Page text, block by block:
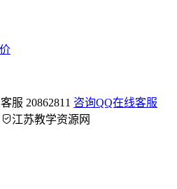
服 20862811 咨询QQ在线客服
江苏教学资源网